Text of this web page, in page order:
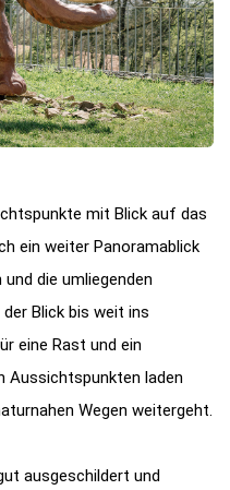
mit Blick auf das
ein weiter Panoramablick
die umliegenden
Blick bis weit ins
eine Rast und ein
Aussichtspunkten laden
Wegen weitergeht.
ausgeschildert und